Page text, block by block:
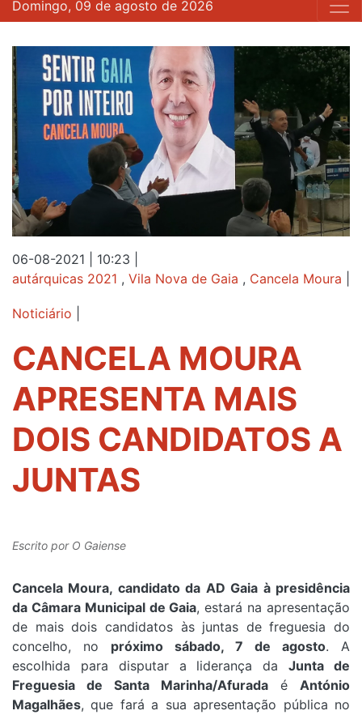
Domingo, 09 de agosto de 2026
06-08-2021 | 10:23
autárquicas 2021 , Vila Nova de Gaia , Cancela Moura
Noticiário
CANCELA MOURA
APRESENTA MAIS
DOIS CANDIDATOS A
JUNTAS
Escrito por O Gaiense
Cancela Moura, candidato da AD Gaia à presidência
da Câmara Municipal de Gaia, estará na apresentação
de mais dois candidatos às juntas de freguesia do
concelho, no próximo sábado, 7 de agosto. A
escolhida para disputar a liderança daJunta de
Freguesia de Santa Marinha/Afurada é António
Magalhães, que fará a sua apresentação pública no